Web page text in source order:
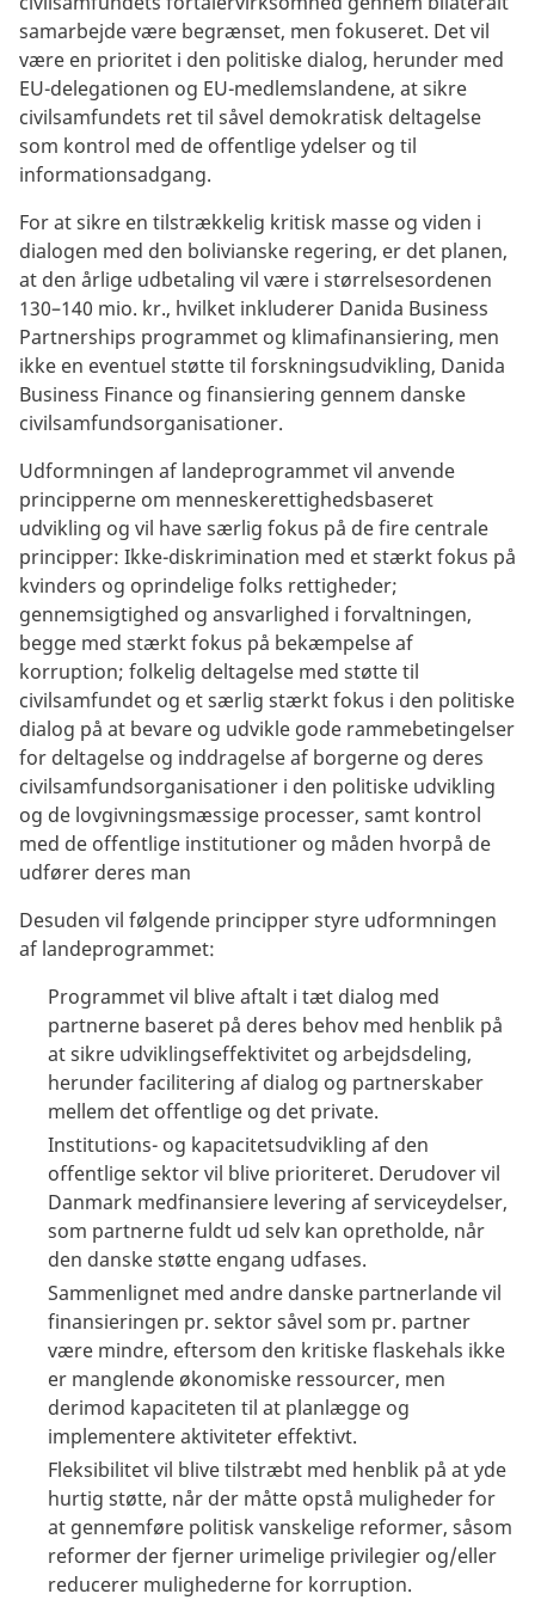
samarbejde være begrænset, men fokuseret. Det vil
være en prioritet i den politiske dialog, herunder med
EU-delegationen og EU-medlemslandene, at sikre
civilsamfundets ret til såvel demokratisk deltagelse
som kontrol med de offentlige ydelser og til
informationsadgang.
For at sikre en tilstrækkelig kritisk masse og viden i
dialogen med den bolivianske regering, er det planen,
at den årlige udbetaling vil være i størrelsesordenen
130–140 mio. kr., hvilket inkluderer Danida Business
Partnerships programmet og klimafinansiering, men
ikke en eventuel støtte til forskningsudvikling, Danida
Business Finance og finansiering gennem danske
civilsamfundsorganisationer.
Udformningen af landeprogrammet vil anvende
principperne om menneskerettighedsbaseret
udvikling og vil have særlig fokus på de fire centrale
principper: Ikke-diskrimination med et stærkt fokus på
kvinders og oprindelige folks rettigheder;
gennemsigtighed og ansvarlighed i forvaltningen,
begge med stærkt fokus på bekæmpelse af
korruption; folkelig deltagelse med støtte til
civilsamfundet og et særlig stærkt fokus i den politiske
dialog på at bevare og udvikle gode rammebetingelser
for deltagelse og inddragelse af borgerne og deres
civilsamfundsorganisationer i den politiske udvikling
og de lovgivningsmæssige processer, samt kontrol
med de offentlige institutioner og måden hvorpå de
udfører deres man
Desuden vil følgende principper styre udformningen
af landeprogrammet:
Programmet vil blive aftalt i tæt dialog med
partnerne baseret på deres behov med henblik på
at sikre udviklingseffektivitet og arbejdsdeling,
herunder facilitering af dialog og partnerskaber
mellem det offentlige og det private.
Institutions- og kapacitetsudvikling af den
offentlige sektor vil blive prioriteret. Derudover vil
Danmark medfinansiere levering af serviceydelser,
som partnerne fuldt ud selv kan opretholde, når
den danske støtte engang udfases.
Sammenlignet med andre danske partnerlande vil
finansieringen pr. sektor såvel som pr. partner
være mindre, eftersom den kritiske flaskehals ikke
er manglende økonomiske ressourcer, men
derimod kapaciteten til at planlægge og
implementere aktiviteter effektivt.
Fleksibilitet vil blive tilstræbt med henblik på at yde
hurtig støtte, når der måtte opstå muligheder for
at gennemføre politisk vanskelige reformer, såsom
reformer der fjerner urimelige privilegier og/eller
reducerer mulighederne for korruption.